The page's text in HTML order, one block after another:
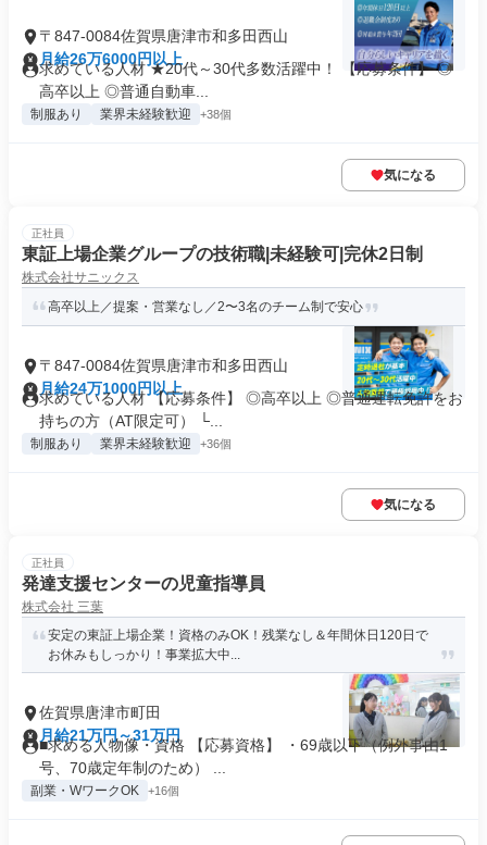
〒847-0084佐賀県唐津市和多田西山
月給26万6000円以上
求めている人材 ★20代～30代多数活躍中！ 【応募条件】 ◎
高卒以上 ◎普通自動車...
制服あり 業界未経験歓迎 +38個
気になる
正社員
東証上場企業グループの技術職|未経験可|完休2日制
株式会社サニックス
高卒以上／提案・営業なし／2〜3名のチーム制で安心
〒847-0084佐賀県唐津市和多田西山
月給24万1000円以上
求めている人材 【応募条件】 ◎高卒以上 ◎普通運転免許をお
持ちの方（AT限定可） └...
制服あり 業界未経験歓迎 +36個
気になる
正社員
発達支援センターの児童指導員
株式会社 三葉
安定の東証上場企業！資格のみOK！残業なし＆年間休日120日で
お休みもしっかり！事業拡大中...
佐賀県唐津市町田
月給21万円～31万円
■求める人物像・資格 【応募資格】 ・69歳以下（例外事由1
号、70歳定年制のため） ...
副業・WワークOK +16個